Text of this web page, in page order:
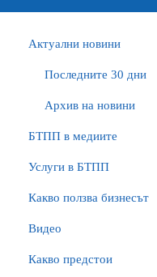
Актуални новини
Последните 30 дни
Архив на новини
БTПП в медиите
Услуги в БТПП
Какво ползва бизнесът
Видео
Какво предстои